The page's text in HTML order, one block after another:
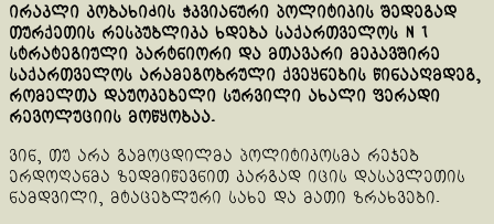
ირაკლი კობახიძის ჭკვიანური პოლიტიკის შედეგად
თურქეთის რესპუბლიკა ხდება საქართველოს N 1
სტრატეგიული პარტნიორი და მთავარი მეკავშირე
საქართველოს არამეგობრული ქვეყნების წინააღმდეგ,
რომელთა დაუოკებელი სურვილი ახალი ფერადი
რევოლუციის მოწყობაა.
ვინ, თუ არა გამოცდილმა პოლიტიკოსმა რეჯებ
ერდოღანმა ზედმიწევნით კარგად იცის დასავლეთის
ნამდვილი, მტაცებლური სახე და მათი ზრახვები.